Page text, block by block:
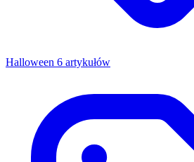
Halloween 6 artykułów